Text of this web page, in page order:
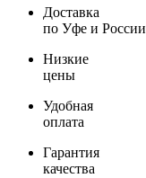
Доставка
по Уфе и России
Низкие
цены
Удобная
оплата
Гарантия
качества